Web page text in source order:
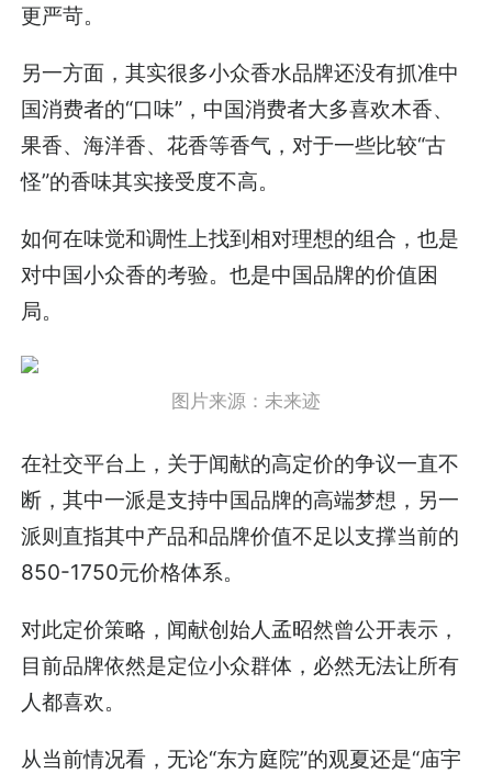
更严苛。
另一方面，其实很多小众香水品牌还没有抓准中
国消费者的“口味”，中国消费者大多喜欢木香、
果香、海洋香、花香等香气，对于一些比较“古
怪”的香味其实接受度不高。
如何在味觉和调性上找到相对理想的组合，也是
对中国小众香的考验。也是中国品牌的价值困
局。
图片来源：未来迹
在社交平台上，关于闻献的高定价的争议一直不
断，其中一派是支持中国品牌的高端梦想，另一
派则直指其中产品和品牌价值不足以支撑当前的
850-1750元价格体系。
对此定价策略，闻献创始人孟昭然曾公开表示，
目前品牌依然是定位小众群体，必然无法让所有
人都喜欢。
从当前情况看，无论“东方庭院”的观夏还是“庙宇